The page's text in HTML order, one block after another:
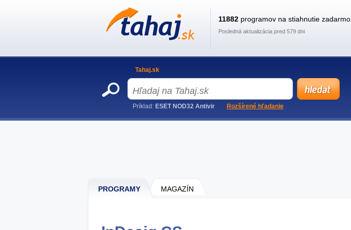
PROGRAMY MAGAZÍN
11882 programov na stiahnutie zadarmo
Posledná aktualizácia pred 579 dni
Tahaj.sk
Príklad: ESET NOD32 Antivir Rozšírené hľadanie